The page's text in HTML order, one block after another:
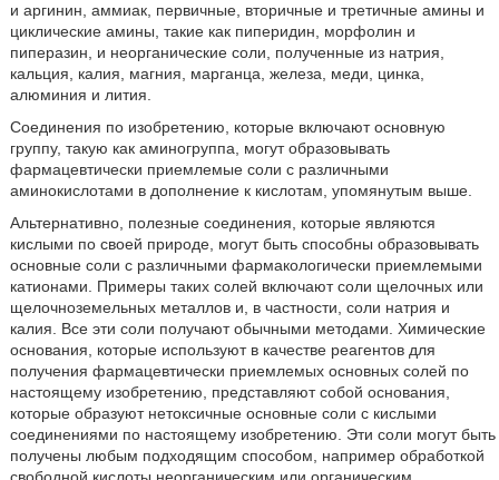
и аргинин, аммиак, первичные, вторичные и третичные амины и
циклические амины, такие как пиперидин, морфолин и
пиперазин, и неорганические соли, полученные из натрия,
кальция, калия, магния, марганца, железа, меди, цинка,
алюминия и лития.
Соединения по изобретению, которые включают основную
группу, такую как аминогруппа, могут образовывать
фармацевтически приемлемые соли с различными
аминокислотами в дополнение к кислотам, упомянутым выше.
Альтернативно, полезные соединения, которые являются
кислыми по своей природе, могут быть способны образовывать
основные соли с различными фармакологически приемлемыми
катионами. Примеры таких солей включают соли щелочных или
щелочноземельных металлов и, в частности, соли натрия и
калия. Все эти соли получают обычными методами. Химические
основания, которые используют в качестве реагентов для
получения фармацевтически приемлемых основных солей по
настоящему изобретению, представляют собой основания,
которые образуют нетоксичные основные соли с кислыми
соединениями по настоящему изобретению. Эти соли могут быть
получены любым подходящим способом, например обработкой